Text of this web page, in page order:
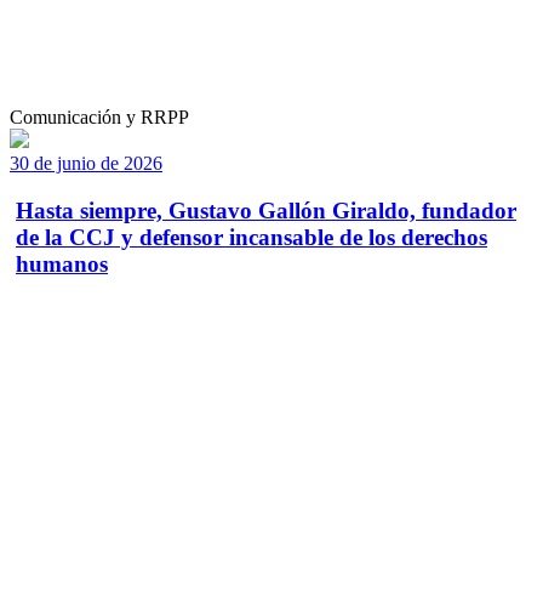
Comunicación y RRPP
30 de junio de 2026
Hasta siempre, Gustavo Gallón Giraldo, fundador
de la CCJ y defensor incansable de los derechos
humanos